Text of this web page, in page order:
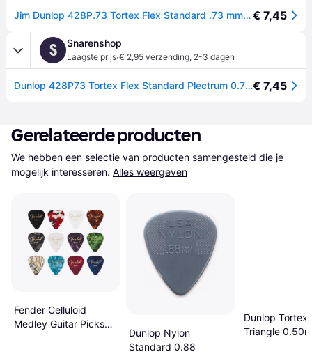
Jim Dunlop 428P.73 Tortex Flex Standard .73 mm verpakking/12€ 7,45
S Snarenshop
Laagste prijs·€ 2,95 verzending, 2-3 dagen
Dunlop 428P73 Tortex Flex Standard Plectrum 0.73mm 12-Pack€ 7,45
Gerelateerde producten
We hebben een selectie van producten samengesteld die je
mogelijk interesseren. Alles weergeven
Fender Celluloid
Medley Guitar Picks
Dunlop Nylon
Standard 0.88
Dunlop Tortex
Triangle